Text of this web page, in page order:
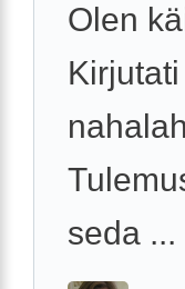
Olen
seda ...